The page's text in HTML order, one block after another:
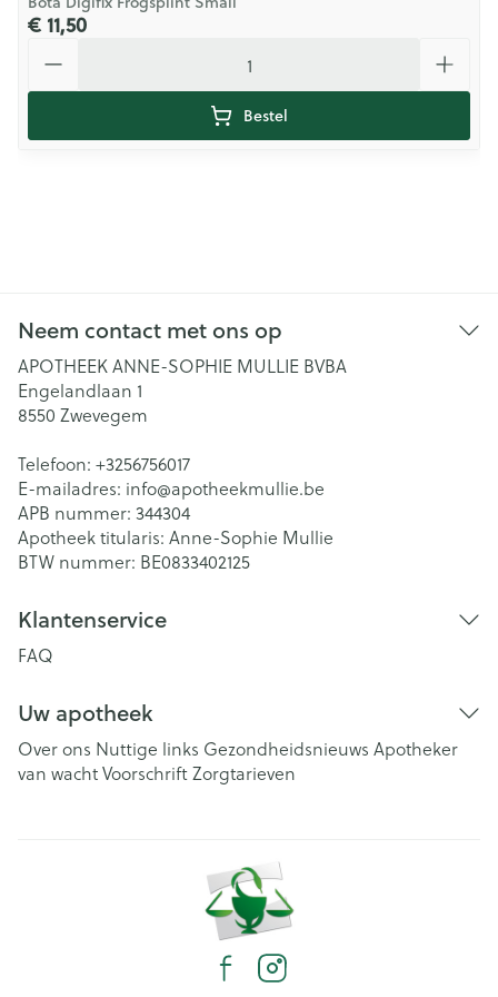
€ 11,50
Bestel
Neem contact met ons op
APOTHEEK ANNE-SOPHIE MULLIE BVBA
Engelandlaan 1
8550 Zwevegem
Telefoon: +3256756017
E-mailadres: info@apotheekmullie.be
APB nummer: 344304
Apotheek titularis: Anne-Sophie Mullie
BTW nummer: BE0833402125
Klantenservice
FAQ
Uw apotheek
Over ons Nuttige links Gezondheidsnieuws Apotheker
van wachtVoorschriftZorgtarieven